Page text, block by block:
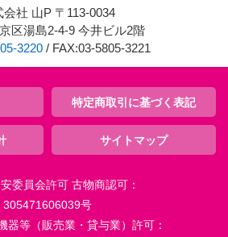
会社 山P 〒113-0034
区湯島2-4-9 今井ビル2階
3220/ FAX:03-5805-3221
特定商取引に基づく表記
サイトマップ
委員会許可 古物商認可：
305471606039号
器等（販売業・貸与業）許可：